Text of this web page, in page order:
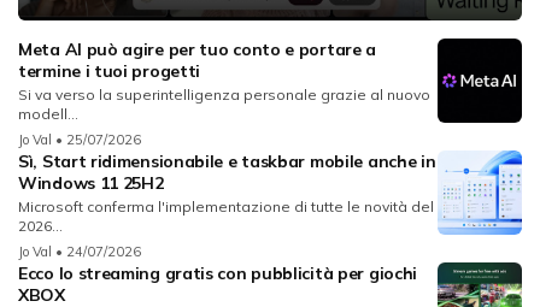
Meta AI può agire per tuo conto e portare a
termine i tuoi progetti
Si va verso la superintelligenza personale grazie al nuovo
modell...
Jo Val • 25/07/2026
Sì, Start ridimensionabile e taskbar mobile anche in
Windows 11 25H2
Microsoft conferma l'implementazione di tutte le novità del
2026...
Jo Val • 24/07/2026
Ecco lo streaming gratis con pubblicità per giochi
XBOX